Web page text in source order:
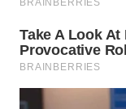
BOROBUDUR
WN
MADURA